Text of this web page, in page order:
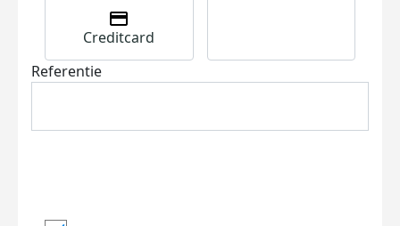
Creditcard
Referentie